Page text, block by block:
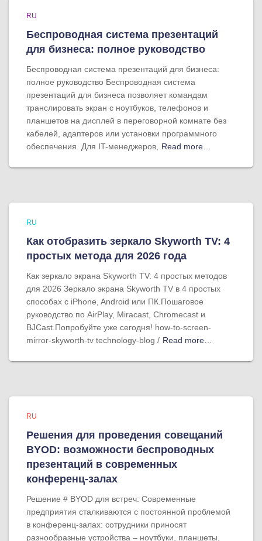
RU
Беспроводная система презентаций
для бизнеса: полное руководство
Беспроводная система презентаций для бизнеса:
полное руководство Беспроводная система
презентаций для бизнеса позволяет командам
транслировать экран с ноутбуков, телефонов и
планшетов на дисплей в переговорной комнате без
кабелей, адаптеров или установки программного
обеспечения. Для IT-менеджеров,
Read more…
RU
Как отобразить зеркало Skyworth TV: 4
простых метода для 2026 года
Как зеркало экрана Skyworth TV: 4 простых методов
для 2026 Зеркало экрана Skyworth TV в 4 простых
способах с iPhone, Android или ПК.Пошаговое
руководство по AirPlay, Miracast, Chromecast и
BJCast.Попробуйте уже сегодня! how-to-screen-
mirror-skyworth-tv technology-blog / Read more…
RU
Решения для проведения совещаний
BYOD: возможности беспроводных
презентаций в современных
конференц-залах
Решение # BYOD для встреч: Современные
предприятия сталкиваются с постоянной проблемой
в конференц-залах: сотрудники приносят
разнообразные устройства – ноутбуки, планшеты,